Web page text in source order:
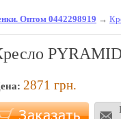
Оптом 0442298919 →
2871 грн.